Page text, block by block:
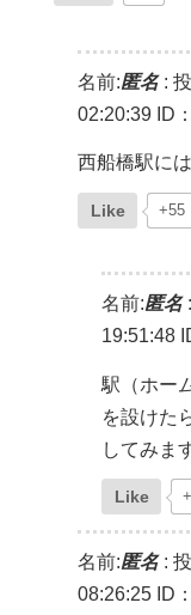
名前:匿名:
02:20:39 ID
西船橋駅に
Like +55
名前:匿名:
19:51:48
駅（ホー
を設けた
してみま
Like
名前:匿名:
08:26:25 ID